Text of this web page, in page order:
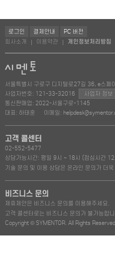
로그인 결제안내
PC 버전
회사소개
이용약관 개인정보처리방침
서울특별시 구로구 디지털로27길 36, e스페
사업자번호: 121-33-32016
사업자 정보
통신판매업: 2022-서울구로-1145
대표: 하태훈
이메일:
고객 콜센터
02-552-5477
상담가능시간: 평일 9시 ~ 18시 (점심시간
기술 문의 및 이용 상담은 온라인 문의가 더욱
비즈니스 문의
제휴제안은 비즈니스 문의를 이용해주세요.
고객 콜센터로는 비즈니스 문의가 불가능합니
Copyright © SYMENTOR. All Rights Reserved.